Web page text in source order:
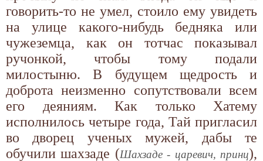
говорить-то не умел, стоило ему увидеть
на улице какого-нибудь бедняка или
чужеземца, как он тотчас показывал
ручонкой, чтобы тому подали
милостыню. В будущем щедрость и
доброта неизменно сопутствовали всем
его деяниям. Как только Хатему
исполнилось четыре года, Тай пригласил
во дворец ученых мужей, дабы те
обучили шахзаде (Шахзаде - царевич, принц),